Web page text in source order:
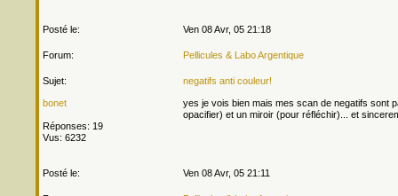
Posté le: Ven 08 Avr, 05 21:18
Forum: Pellicules & Labo Argentique
Sujet: negatifs anti couleur!
bonet
Réponses: 19
Vus: 6232
yes je vois bien mais mes scan de negatifs sont
opacifier) et un miroir (pour réfléchir)... et
Posté le: Ven 08 Avr, 05 21:11